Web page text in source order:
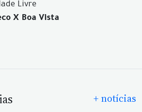
Livre
X Boa Vista
+ notícias